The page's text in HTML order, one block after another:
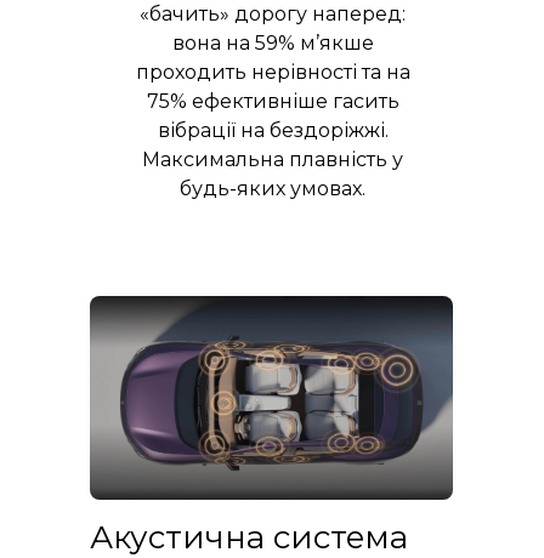
«бачить» дорогу наперед:
вона на 59% м’якше
проходить нерівності та на
75% ефективніше гасить
вібрації на бездоріжжі.
Максимальна плавність у
будь-яких умовах.
Акустична система